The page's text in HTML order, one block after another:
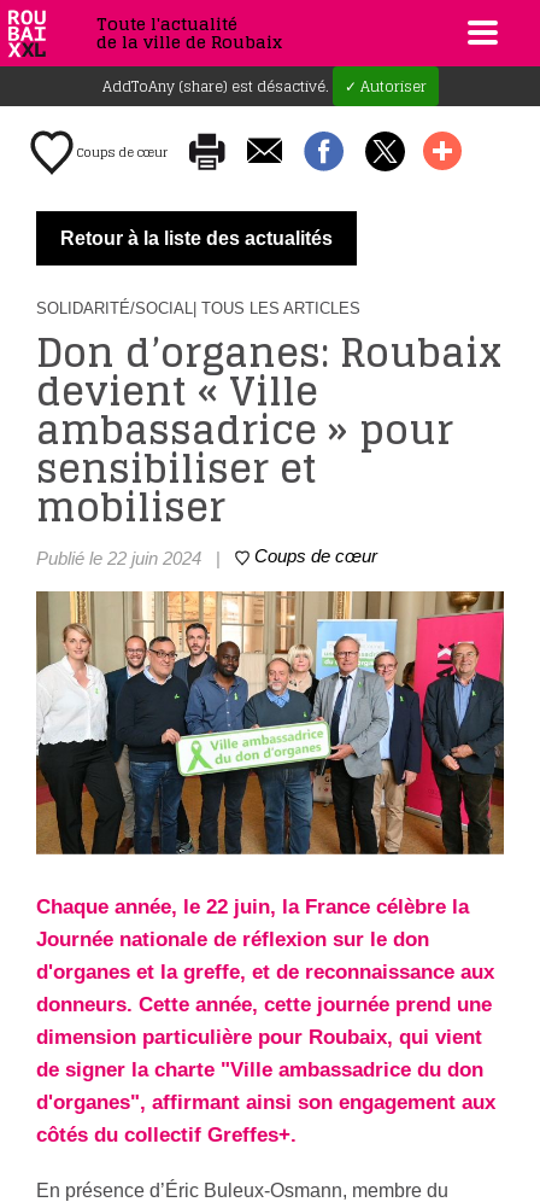
Toute l'actualité
de la ville de Roubaix
AddToAny (share) est désactivé. ✓ Autoriser
Coups de cœur
Retour à la liste des actualités
SOLIDARITÉ/SOCIAL | TOUS LES ARTICLES
Don d’organes: Roubaix
devient « Ville
ambassadrice » pour
sensibiliser et
mobiliser
Publié le 22 juin 2024 | Coups de cœur
Chaque année, le 22 juin, la France célèbre la
Journée nationale de réflexion sur le don
d'organes et la greffe, et de reconnaissance aux
donneurs. Cette année, cette journée prend une
dimension particulière pour Roubaix, qui vient
de signer la charte "Ville ambassadrice du don
d'organes", affirmant ainsi son engagement aux
côtés du collectif Greffes+.
En présence d’Éric Buleux-Osmann, membre du